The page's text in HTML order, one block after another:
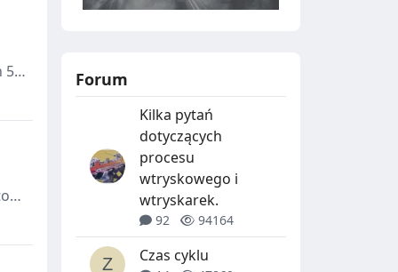
5-
Y
W
C
P
A
Forum
Kilka pytań
dotyczących
procesu
wtryskowego i
wtryskarek.
92 94164
Czas cyklu